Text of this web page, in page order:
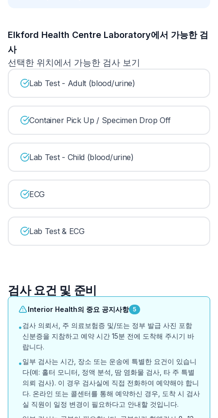
Elkford Health Centre Laboratory에서 가능한 검
사
선택한 위치에서 가능한 검사 보기
Lab Test - Adult (blood/urine)
Container Pick Up / Specimen Drop Off
Lab Test - Child (blood/urine)
ECG
Lab Test & ECG
검사 요건 및 준비
Interior Health의 중요 공지사항 5
•검사 의뢰서, 주 의료보험증 및/또는 정부 발급 사진 포함
신분증을 지참하고 예약 시간 15분 전에 도착해 주시기 바
랍니다.
•일부 검사는 시간, 장소 또는 운송에 특별한 요건이 있습니
다(예: 홀터 모니터, 정액 분석, 땀 염화물 검사, 타 주 특별
의뢰 검사). 이 경우 검사실에 직접 전화하여 예약해야 합니
다. 온라인 또는 콜센터를 통해 예약하신 경우, 도착 시 검사
실 직원이 일정 변경이 필요하다고 안내할 것입니다.